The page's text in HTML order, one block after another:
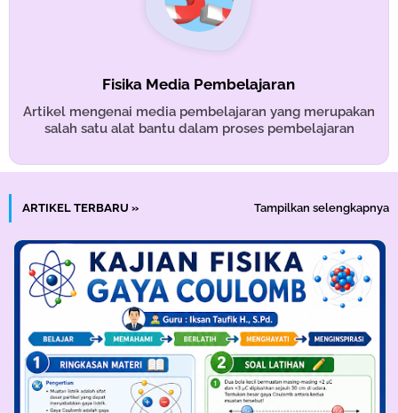
Fisika Media Pembelajaran
Artikel mengenai media pembelajaran yang merupakan
salah satu alat bantu dalam proses pembelajaran
ARTIKEL TERBARU » Tampilkan selengkapnya